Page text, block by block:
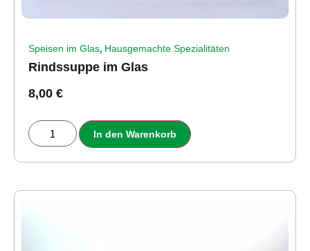
Speisen im Glas, Hausgemachte Spezialitäten
Rindssuppe im Glas
8,00 €
In den Warenkorb